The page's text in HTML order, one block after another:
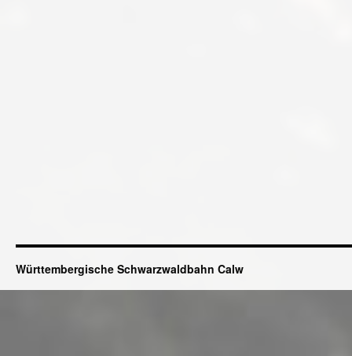
Württembergische Schwarzwaldbahn Calw